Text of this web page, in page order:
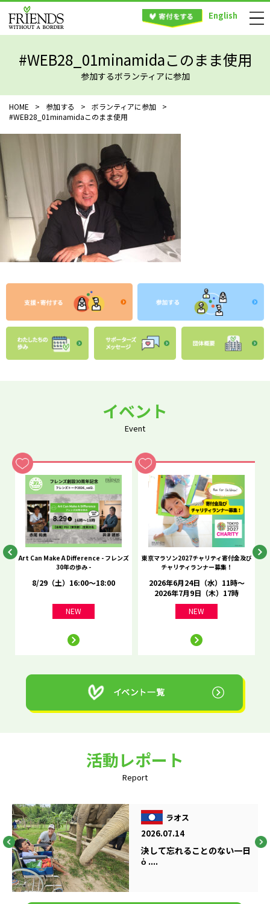
English
#WEB28_01minamidaこのまま使用
参加するボランティアに参加
HOME > 参加する > ボランティアに参加
>
#WEB28_01minamidaこのまま使用
イベント
Event
Art Can Make A Difference - フレンズ
30年の歩み -
8/29（土）16:00～18:00
NEW
東京マラソン2027チャリティ寄付金及び
チャリティランナー募集！
2026年6月24日（水）11時～
2026年7月9日（木）17時
NEW
活動レポート
Report
ラオス
2026.07.14
決して忘れることのない一日
ὁ ....